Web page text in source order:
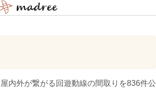
内外が繋がる回遊動線の間取りを836件公